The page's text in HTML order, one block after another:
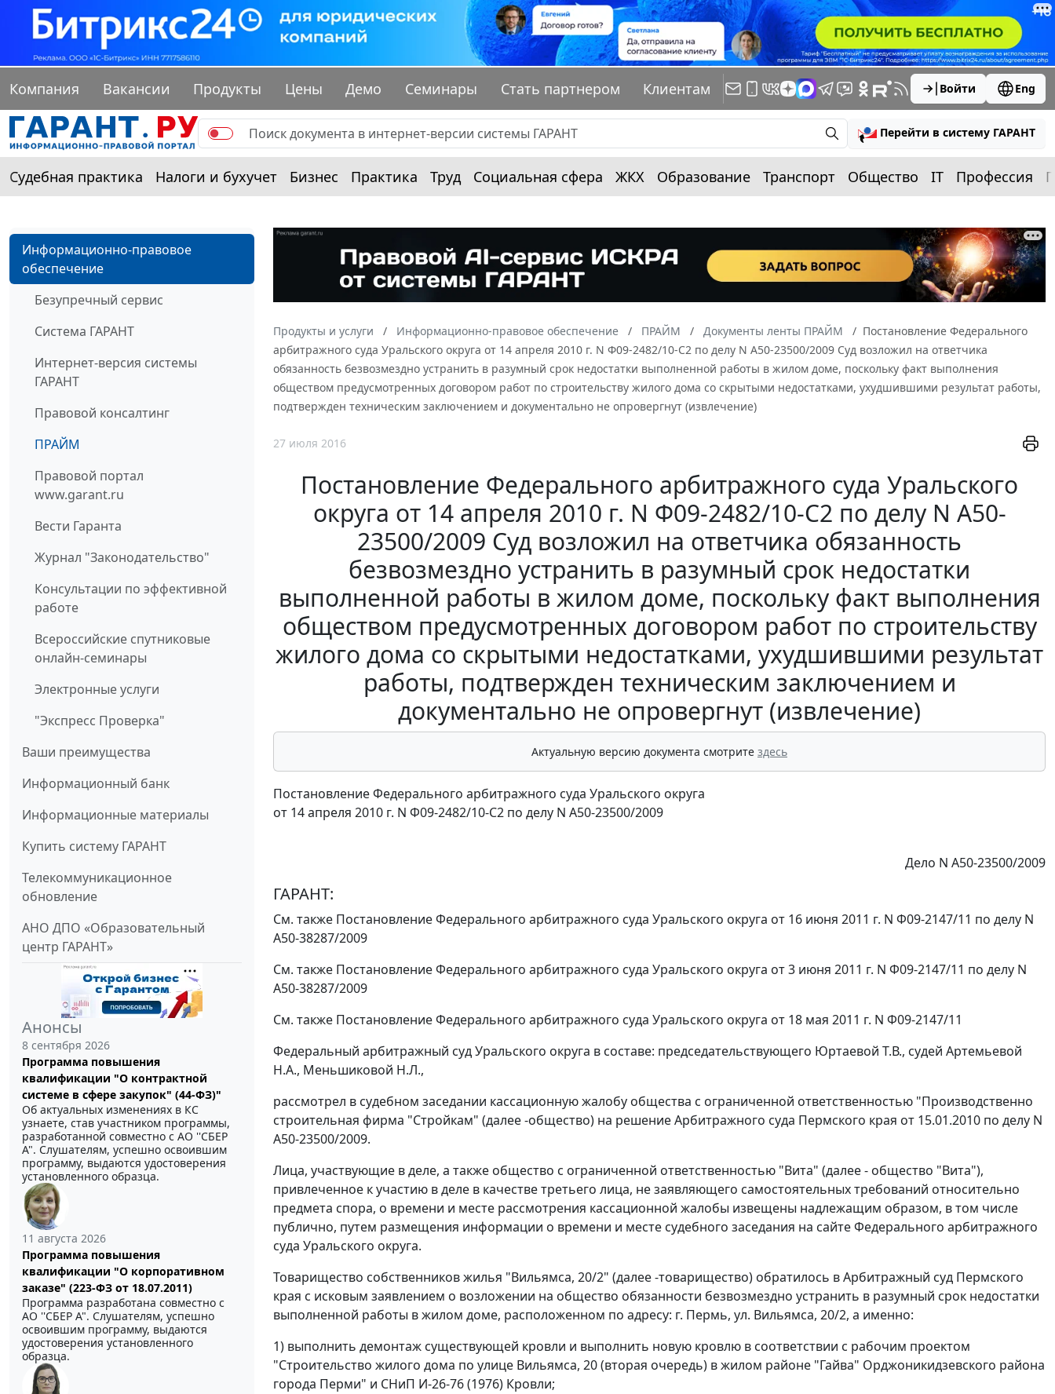
Компания Вакансии Продукты Цены Демо Семинары Стать партнером Клиентам Войти Eng
Перейти в систему ГАРАНТ
Судебная практика Налоги и бухучет Бизнес Практика Труд Социальная сфера ЖКХ Образование Транспорт Общество IT Профессия
Информационно-правовое
обеспечение
Безупречный сервис
Система ГАРАНТ
Интернет-версия системы
ГАРАНТ
Правовой консалтинг
ПРАЙМ
Правовой портал
www.garant.ru
Вести Гаранта
Журнал "Законодательство"
Консультации по эффективной
работе
Всероссийские спутниковые
онлайн-семинары
Электронные услуги
"Экспресс Проверка"
Ваши преимущества
Информационный банк
Информационные материалы
Купить систему ГАРАНТ
Телекоммуникационное
обновление
АНО ДПО «Образовательный
центр ГАРАНТ»
Анонсы
8 сентября 2026
Программа повышения
квалификации "О контрактной
системе в сфере закупок" (44-ФЗ)"
Об актуальных изменениях в КС
узнаете, став участником программы,
разработанной совместно с АО ''СБЕР
А". Слушателям, успешно освоившим
программу, выдаются удостоверения
установленного образца.
11 августа 2026
Программа повышения
квалификации "О корпоративном
заказе" (223-ФЗ от 18.07.2011)
Программа разработана совместно с
АО ''СБЕР А". Слушателям, успешно
освоившим программу, выдаются
удостоверения установленного
образца.
Продукты и услуги Информационно-правовое обеспечение ПРАЙМ Документы ленты ПРАЙМ
Постановление Федерального
арбитражного суда Уральского округа от 14 апреля 2010 г. N Ф09-2482/10-С2 по делу N А50-23500/2009 Суд возложил на ответчика
обязанность безвозмездно устранить в разумный срок недостатки выполненной работы в жилом доме, поскольку факт выполнения
обществом предусмотренных договором работ по строительству жилого дома со скрытыми недостатками, ухудшившими результат работы,
подтвержден техническим заключением и документально не опровергнут (извлечение)
27 июля 2016
Постановление Федерального арбитражного суда Уральского
округа от 14 апреля 2010 г. N Ф09-2482/10-С2 по делу N А50-
23500/2009 Суд возложил на ответчика обязанность
безвозмездно устранить в разумный срок недостатки
выполненной работы в жилом доме, поскольку факт выполнения
обществом предусмотренных договором работ по строительству
жилого дома со скрытыми недостатками, ухудшившими результат
работы, подтвержден техническим заключением и
документально не опровергнут (извлечение)
Актуальную версию документа смотрите здесь
Постановление Федерального арбитражного суда Уральского округа
от 14 апреля 2010 г. N Ф09-2482/10-С2 по делу N А50-23500/2009
Дело N А50-23500/2009
ГАРАНТ:
См. также ПостановлениеФедерального арбитражного суда Уральского округа от 16 июня 2011 г. N Ф09-2147/11 по делу N
А50-38287/2009
См. также ПостановлениеФедерального арбитражного суда Уральского округа от 3 июня 2011 г. N Ф09-2147/11 по делу N
А50-38287/2009
См. также ПостановлениеФедерального арбитражного суда Уральского округа от 18 мая 2011 г. N Ф09-2147/11
Федеральный арбитражный суд Уральского округа в составе: председательствующего Юртаевой Т.В., судей Артемьевой
Н.А., Меньшиковой Н.Л.,
рассмотрел в судебном заседании кассационную жалобу общества с ограниченной ответственностью "Производственно
строительная фирма "Стройкам" (далее -общество) на решение Арбитражного суда Пермского края от 15.01.2010 по делу N
А50-23500/2009.
Лица, участвующие в деле, а также общество с ограниченной ответственностью "Вита" (далее - общество "Вита"),
привлеченное к участию в деле в качестве третьего лица, не заявляющего самостоятельных требований относительно
предмета спора, о времени и месте рассмотрения кассационной жалобы извещены надлежащим образом, в том числе
публично, путем размещения информации о времени и месте судебного заседания на сайтеФедерального арбитражного
суда Уральского округа.
Товарищество собственников жилья "Вильямса, 20/2" (далее -товарищество) обратилось в Арбитражный суд Пермского
края с исковым заявлением о возложении на общество обязанности безвозмездно устранить в разумный срок недостатки
выполненной работы в жилом доме, расположенном по адресу: г. Пермь, ул. Вильямса, 20/2, а именно:
1) выполнить демонтаж существующей кровли и выполнить новую кровлю в соответствии с рабочим проектом
"Строительство жилого дома по улице Вильямса, 20 (вторая очередь) в жилом районе "Гайва" Орджоникидзевского района
города Перми" и СНиП И-26-76 (1976) Кровли;